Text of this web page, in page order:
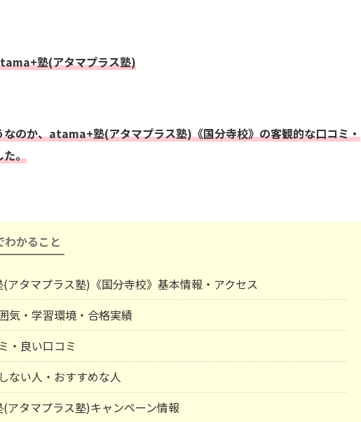
塾(アタマプラス塾)
なのか、atama+塾(アタマプラス塾)《国分寺校》の客観的な口コミ・
た。
わかること
アタマプラス塾)《国分寺校》基本情報・アクセス
気・学習環境・合格実績
・良い口コミ
ない人・おすすめな人
アタマプラス塾)キャンペーン情報